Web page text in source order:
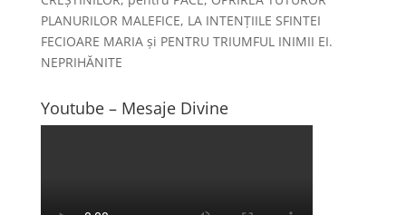
PLANURILOR MALEFICE, LA INTENȚIILE SFINTEI
FECIOARE MARIA și PENTRU TRIUMFUL INIMII EI.
NEPRIHĂNITE
Youtube – Mesaje Divine